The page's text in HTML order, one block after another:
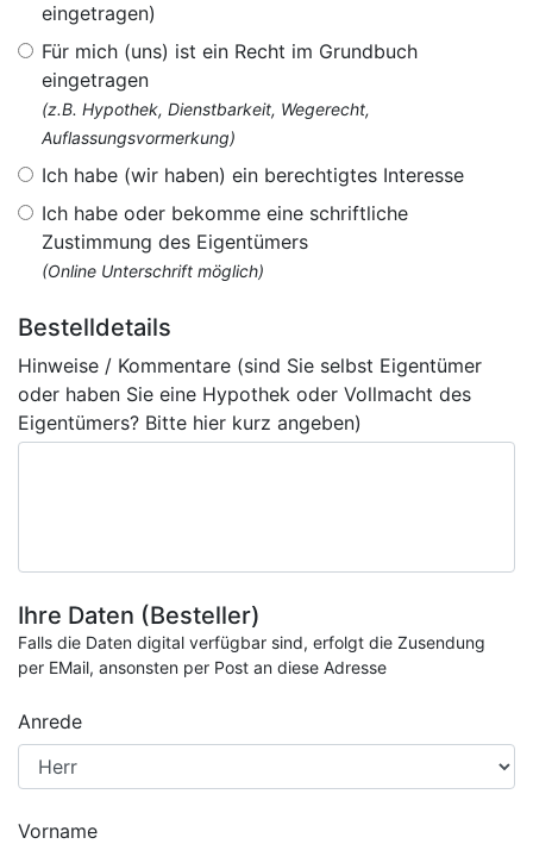
eingetragen)
Für mich (uns) ist ein Recht im Grundbuch
eingetragen
(z.B. Hypothek, Dienstbarkeit, Wegerecht,
Auflassungsvormerkung)
Ich habe (wir haben) ein berechtigtes Interesse
Ich habe oder bekomme eine schriftliche
Zustimmung des Eigentümers
(Online Unterschrift möglich)
Bestelldetails
Hinweise / Kommentare (sind Sie selbst Eigentümer
oder haben Sie eine Hypothek oder Vollmacht des
Eigentümers? Bitte hier kurz angeben)
Ihre Daten (Besteller)
Falls die Daten digital verfügbar sind, erfolgt die Zusendung
per EMail, ansonsten per Post an diese Adresse
Anrede
Vorname